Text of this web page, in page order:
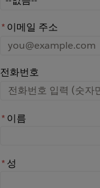
*이메일 주소
전화번호
*이름
*성